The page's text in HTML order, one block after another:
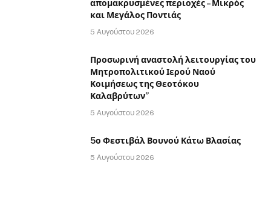
απομακρυσμένες περιοχές – Μικρός
και Μεγάλος Ποντιάς
5 Αυγούστου 2026
Προσωρινή αναστολή λειτουργίας του
Μητροπολιτικού Ιερού Ναού
Κοιμήσεως της Θεοτόκου
Καλαβρύτων”
5 Αυγούστου 2026
5ο Φεστιβάλ Βουνού Κάτω Βλασίας
5 Αυγούστου 2026